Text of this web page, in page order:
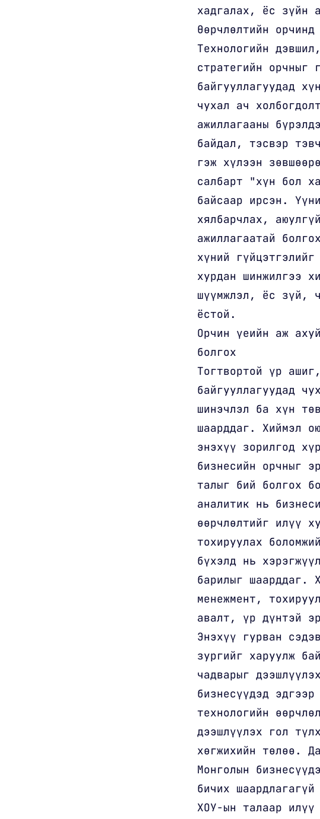
хадгалах, ёс зүйн
Өөрчлөлтийн
Технологийн
стратегийн орчныг
байгууллагуудад
чухал ач
ажиллагааны
байдал, тэсвэр
гэж хүлээн
салбарт "хүн бол
байсаар ирсэн.
хялбарчлах,
ажиллагаатай
хүний
хурдан шинжилгээ
шүүмжлэл, ёс зүй,
ёстой.
Орчин үеийн аж
болгох
Тогтвортой үр
байгууллагуудад
шинэчлэл ба хүн
шаарддаг. Хиймэл
энэхүү зорилгод
бизнесийн орчныг
талыг бий болгох
аналитик нь
өөрчлөлтийг илүү
тохируулах
бүхэлд нь
барилыг шаарддаг.
менежмент,
авалт, үр дүнтэй
Энэхүү гурван
зургийг харуулж
чадварыг
бизнесүүдэд
технологийн
дээшлүүлэх гол
хөгжихийн төлөө.
Монголын
бичих
ХОУ-ын талаар илүү